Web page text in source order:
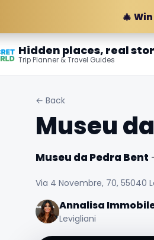
🎄
Hidden places, real
Trip Planner & Travel Guides
← Back
Museu
Museu da Pedra Bent
Via 4 Novembre, 70, 55040
Annalisa
Levigliani